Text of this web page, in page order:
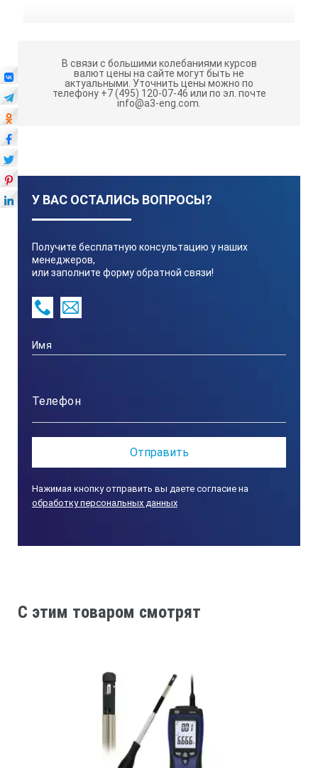
В связи с большими колебаниями курсов
валют цены на сайте могут быть не
актуальными. Уточнить цены можно по
телефону +7 (495) 120-07-46 или по эл. почте
info@a3-eng.com.
У ВАС ОСТАЛИСЬ ВОПРОСЫ?
Получите бесплатную консультацию у наших
менеджеров,
или заполните форму обратной связи!
Нажимая кнопку отправить вы даете согласие на
обработку персональных данных
C этим товаром смотрят